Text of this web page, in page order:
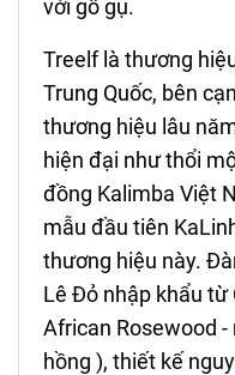
với gỗ gụ.
Treelf là thương
Trung Quốc, bên
thương hiệu lâu
hiện đại như thổi
đồng Kalimba Việt
mẫu đầu tiên
thương hiệu này.
Lê Đỏ nhập khẩu từ
African Rosewood
hồng ), thiết kế